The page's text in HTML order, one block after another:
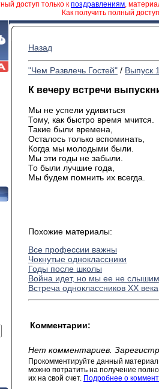
доступ только к поздравлениям,
Как получить полный
Назад
"Чем Развлечь Гостей" / Выпуск
К вечеру встречи
Мы не успели удивиться
Тому, как быстро время мчится.
Такие были времена,
Осталось только вспоминать,
Когда мы молодыми были.
Мы эти годы не забыли.
То были лучшие года,
Мы будем помнить их всегда.
Похожие материалы:
Все профессии важны
Чокнутые одноклассники
Годы после школы
Война идет, но мы ее не
Встреча одноклассников ХХ века
Комментарии:
Нет комментариев.
Прокомментируйте данный
можно потратить на получение
их на свой счет. Подробнее о